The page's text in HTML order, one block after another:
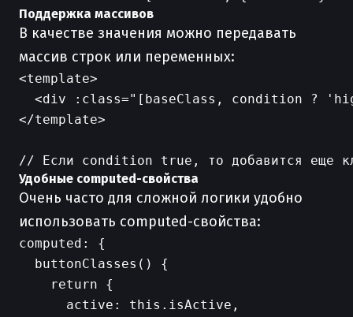
Поддержка массивов
В качестве значения можно передавать
массив строк или переменных:
<template>
<div :class="[baseClass, condition ?
</template>
Удобные computed-свойства
Очень часто для сложной логики удобно
использовать computed-свойства:
computed: {
  buttonClasses() {
    return {
      active: this.isActive,